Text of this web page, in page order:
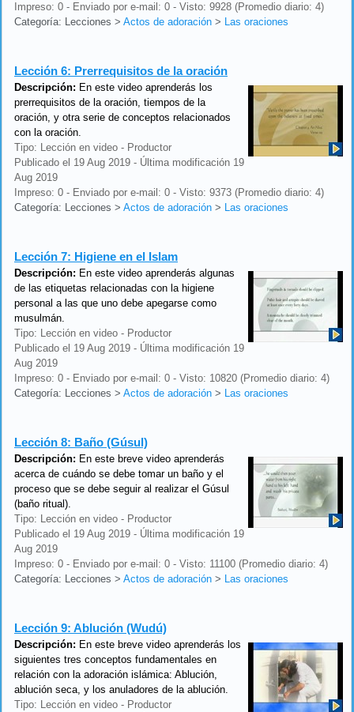
Impreso: 0 - Enviado por e-mail: 0 - Visto: 9928 (Promedio diario: 4)
Categoría: Lecciones > Actos de adoración > Las oraciones
Lección 6: Prerrequisitos de la oración
Descripción: En este video aprenderás los
prerrequisitos de la oración, tiempos de la
oración, y otra serie de conceptos relacionados
con la oración.
Tipo: Lección en video - Productor
Publicado el 19 Aug 2019 - Última modificación 19
Aug 2019
Impreso: 0 - Enviado por e-mail: 0 - Visto: 9373 (Promedio diario: 4)
Categoría: Lecciones > Actos de adoración > Las oraciones
Lección 7: Higiene en el Islam
Descripción: En este video aprenderás algunas
de las etiquetas relacionadas con la higiene
personal a las que uno debe apegarse como
musulmán.
Tipo: Lección en video - Productor
Publicado el 19 Aug 2019 - Última modificación 19
Aug 2019
Impreso: 0 - Enviado por e-mail: 0 - Visto: 10820 (Promedio diario: 4)
Categoría: Lecciones > Actos de adoración > Las oraciones
Lección 8: Baño (Gúsul)
Descripción: En este breve video aprenderás
acerca de cuándo se debe tomar un baño y el
proceso que se debe seguir al realizar el Gúsul
(baño ritual).
Tipo: Lección en video - Productor
Publicado el 19 Aug 2019 - Última modificación 19
Aug 2019
Impreso: 0 - Enviado por e-mail: 0 - Visto: 11100 (Promedio diario: 4)
Categoría: Lecciones > Actos de adoración > Las oraciones
Lección 9: Ablución (Wudú)
Descripción: En este breve video aprenderás los
siguientes tres conceptos fundamentales en
relación con la adoración islámica: Ablución,
ablución seca, y los anuladores de la ablución.
Tipo: Lección en video - Productor